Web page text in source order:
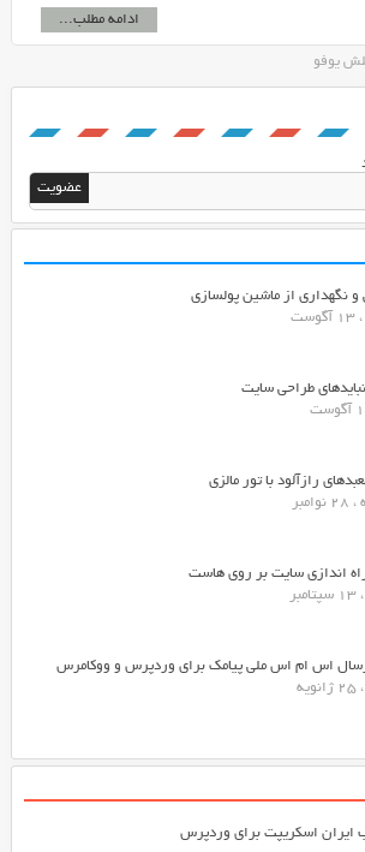
ادامه مطلب...
یوفو
و نگهداری از ماشین پولسازی
نبایدهای طراحی سایت
رازآلود با تور مالزی
اندازی سایت بر روی هاست
اس ام اس ملی پیامک برای وردپرس و ووکامرس
ایران اسکریپت برای وردپرس